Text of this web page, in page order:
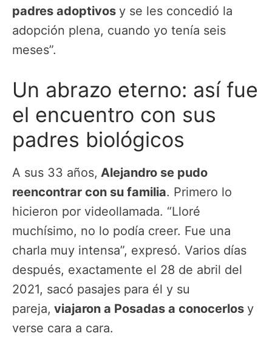
padres adoptivos y se les concedió la
adopción plena, cuando yo tenía seis
meses”.
Un abrazo eterno: así fue
el encuentro con sus
padres biológicos
A sus 33 años, Alejandro se pudo
reencontrar con su familia. Primero lo
hicieron por videollamada. “Lloré
muchísimo, no lo podía creer. Fue una
charla muy intensa”, expresó. Varios días
después, exactamente el 28 de abril del
2021, sacó pasajes para él y su
pareja, viajaron a Posadas a conocerlos y
verse cara a cara.